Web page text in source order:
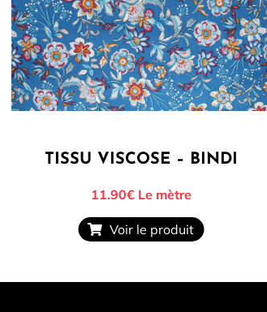
TISSU VISCOSE – BINDI
11.90€Le mètre
Voir le produit